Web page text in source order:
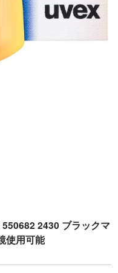
2430 ブラックマ
使用可能